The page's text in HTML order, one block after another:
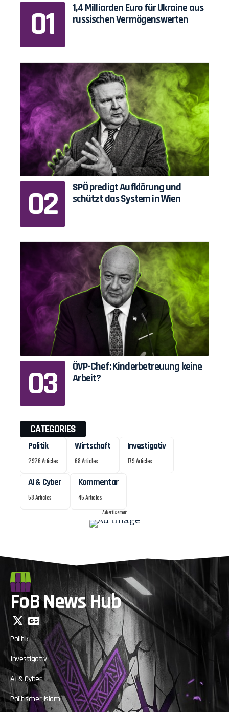
1,4 Milliarden Euro für Ukraine aus
russischen Vermögenswerten
SPÖ predigt Aufklärung und
schützt das System in Wien
ÖVP-Chef: Kinderbetreuung keine
Arbeit?
CATEGORIES
Politik
2926 Articles
Wirtschaft
68 Articles
Investigativ
179 Articles
AI & Cyber
58 Articles
Kommentar
45 Articles
- Advertisement -
FoB News Hub
Politik
Investigativ
AI & Cyber
Politischer Islam